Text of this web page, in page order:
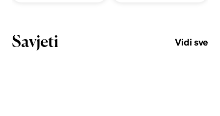
Savjeti Vidi sve